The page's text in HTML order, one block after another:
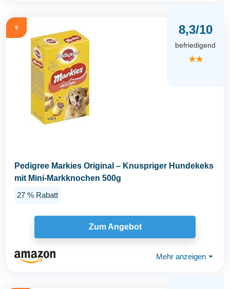
9 8,3/10
befriedigend
★★
Pedigree Markies Original – Knuspriger Hundekeks
mit Mini-Markknochen 500g
27 % Rabatt
Zum Angebot
Mehr anzeigen ⏷